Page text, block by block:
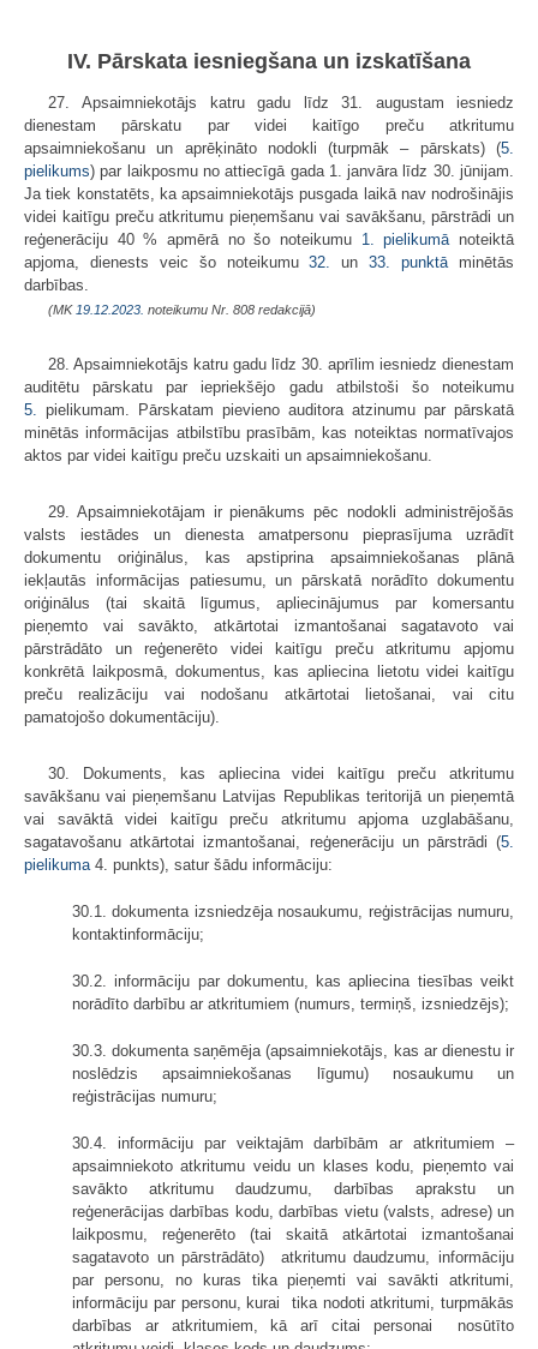
IV. Pārskata iesniegšana un izskatīšana
27. Apsaimniekotājs katru gadu līdz 31. augustam iesniedz
dienestam pārskatu par videi kaitīgo preču atkritumu
apsaimniekošanu un aprēķināto nodokli (turpmāk – pārskats) (5.
pielikums) par laikposmu no attiecīgā gada 1. janvāra līdz 30. jūnijam.
Ja tiek konstatēts, ka apsaimniekotājs pusgada laikā nav nodrošinājis
videi kaitīgu preču atkritumu pieņemšanu vai savākšanu, pārstrādi un
reģenerāciju 40 % apmērā no šo noteikumu 1. pielikumānoteiktā
apjoma, dienests veic šo noteikumu32.un33. punktāminētās
darbības.
(MK 19.12.2023. noteikumu Nr. 808 redakcijā)
28. Apsaimniekotājs katru gadu līdz 30. aprīlim iesniedz dienestam
auditētu pārskatu par iepriekšējo gadu atbilstoši šo noteikumu
5. pielikumam. Pārskatam pievieno auditora atzinumu par pārskatā
minētās informācijas atbilstību prasībām, kas noteiktas normatīvajos
aktos par videi kaitīgu preču uzskaiti un apsaimniekošanu.
29. Apsaimniekotājam ir pienākums pēc nodokli administrējošās
valsts iestādes un dienesta amatpersonu pieprasījuma uzrādīt
dokumentu oriģinālus, kas apstiprina apsaimniekošanas plānā
iekļautās informācijas patiesumu, un pārskatā norādīto dokumentu
oriģinālus (tai skaitā līgumus, apliecinājumus par komersantu
pieņemto vai savākto, atkārtotai izmantošanai sagatavoto vai
pārstrādāto un reģenerēto videi kaitīgu preču atkritumu apjomu
konkrētā laikposmā, dokumentus, kas apliecina lietotu videi kaitīgu
preču realizāciju vai nodošanu atkārtotai lietošanai, vai citu
pamatojošo dokumentāciju).
30. Dokuments, kas apliecina videi kaitīgu preču atkritumu
savākšanu vai pieņemšanu Latvijas Republikas teritorijā un pieņemtā
vai savāktā videi kaitīgu preču atkritumu apjoma uzglabāšanu,
sagatavošanu atkārtotai izmantošanai, reģenerāciju un pārstrādi (5.
pielikuma4. punkts), satur šādu informāciju:
30.1. dokumenta izsniedzēja nosaukumu, reģistrācijas numuru,
kontaktinformāciju;
30.2. informāciju par dokumentu, kas apliecina tiesības veikt
norādīto darbību ar atkritumiem (numurs, termiņš, izsniedzējs);
30.3. dokumenta saņēmēja (apsaimniekotājs, kas ar dienestu ir
noslēdzis apsaimniekošanas līgumu) nosaukumu un
reģistrācijas numuru;
30.4. informāciju par veiktajām darbībām ar atkritumiem –
apsaimniekoto atkritumu veidu un klases kodu, pieņemto vai
savākto atkritumu daudzumu, darbības aprakstu un
reģenerācijas darbības kodu, darbības vietu (valsts, adrese) un
laikposmu, reģenerēto (tai skaitā atkārtotai izmantošanai
sagatavoto un pārstrādāto) atkritumu daudzumu, informāciju
par personu, no kuras tika pieņemti vai savākti atkritumi,
informāciju par personu, kurai tika nodoti atkritumi, turpmākās
darbības ar atkritumiem, kā arī citai personai nosūtīto